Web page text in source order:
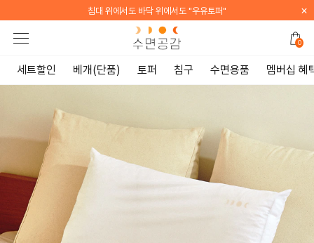
[WELCOME] 지금 가입하면 전 품목 10% 할인 쿠폰 증정 ×
0
세트할인 베개(단품) 토퍼 침구 수면용품 멤버십 혜